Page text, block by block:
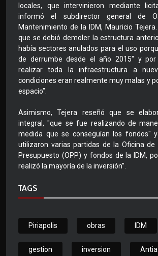
locales, que intervinieron mediante
informó el subdirector general de
Mantenimiento de la IDM, Mauricio
que se debió demoler la estructura
había sectores anulados para el uso
de derrumbe desde el año 2015" y
realizar toda la infraestructura a
condiciones eran realmente muy malas y
espacio”.
Asimismo, Tejera reseñó que se
integral, "que se fue realizando de
medida que se conseguían los fondos"
utilizaron varias partidas de la Oficina de
Presupuesto (OPP) y fondos de la IDM,
realizó la mayoría de la inversión”.
TAGS
Piriapolis obras IDM
gestion inversion Antia